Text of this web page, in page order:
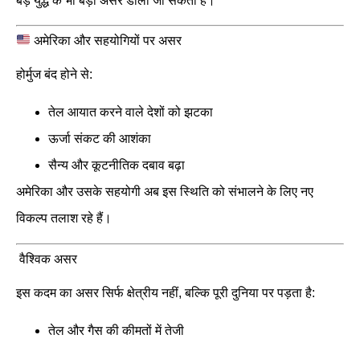
अमेरिका और सहयोगियों पर असर
होर्मुज बंद होने से:
तेल आयात करने वाले देशों को झटका
ऊर्जा संकट की आशंका
सैन्य और कूटनीतिक दबाव बढ़ा
अमेरिका और उसके सहयोगी अब इस स्थिति को संभालने के लिए नए
विकल्प तलाश रहे हैं।
वैश्विक असर
इस कदम का असर सिर्फ क्षेत्रीय नहीं, बल्कि पूरी दुनिया पर पड़ता है:
तेल और गैस की कीमतों में तेजी